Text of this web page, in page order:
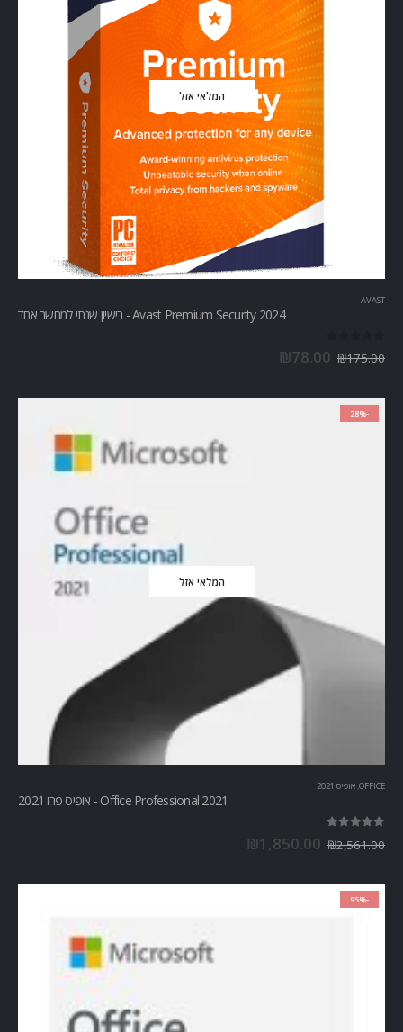
המלאי אזל
AVAST
Avast Premium Security 2024 - רישיון שנתי למחשב אחד
₪175.00
₪78.00
-28%
המלאי אזל
OFFICE
, אופיס 2021
Office Professional 2021 - אופיס פרו 2021
₪2,561.00
₪1,850.00
-95%